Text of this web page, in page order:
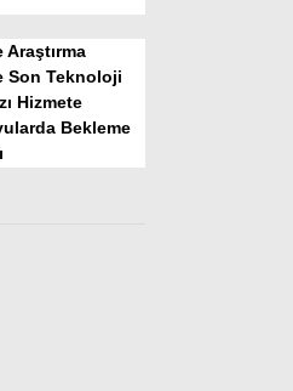
Son Teknoloji
Hizmete
Bekleme